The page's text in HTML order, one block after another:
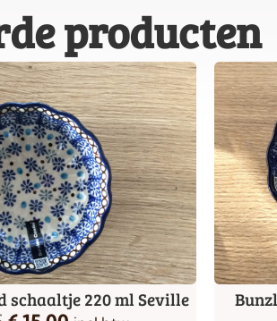
producten
schaaltje 220 ml Seville